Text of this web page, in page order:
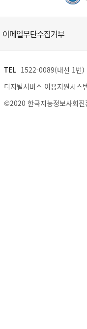
이메일무단수집거부
TEL 1522-0089(내선 1번
디지털서비스 이용지원시스
©2020 한국지능정보사회진